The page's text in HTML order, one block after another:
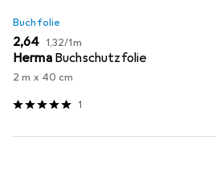
Buchfolie
EUR
2,64 EUR
1,32/1m
Herma Buchschutzfolie
2 m x 40 cm
1